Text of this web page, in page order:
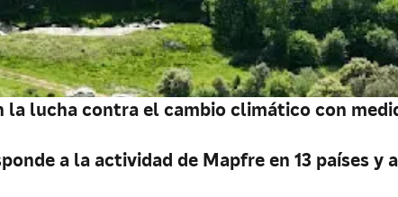
la lucha contra el cambio climático con
a la actividad de Mapfre en 13 países y